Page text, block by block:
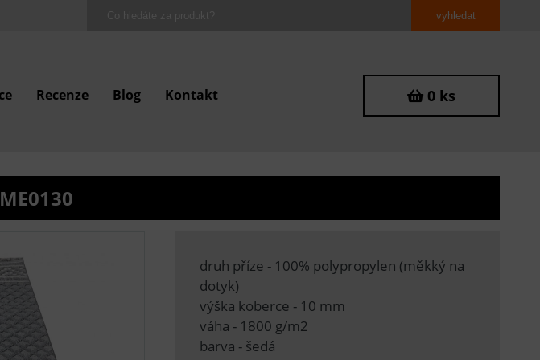
Recenze Blog Kontakt 0 ks
druh příze - 100% polypropylen (měkký na
dotyk)
výška koberce - 10 mm
váha - 1800 g/m2
barva - šedá